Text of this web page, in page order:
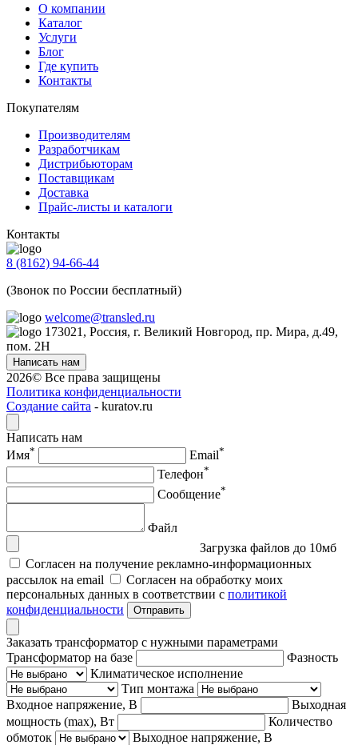
О компании
Каталог
Услуги
Блог
Где купить
Контакты
Покупателям
Производителям
Разработчикам
Дистрибьюторам
Поставщикам
Доставка
Прайс-листы и каталоги
Контакты
8 (8162) 94-66-44
(Звонок по России бесплатный)
welcome@transled.ru
173021, Россия, г. Великий Новгород, пр. Мира, д.49,
пом. 2Н
Написать нам
2026© Все права защищены
Политика конфиденциальности
Создание сайта - kuratov.ru
Написать нам
Имя* Email*
Телефон*
Сообщение*
Файл
Загрузка файлов до 10мб
Согласен на получение рекламно-информационных
рассылок на email
Согласен на обработку моих
персональных данных в соответствии с политикой
конфиденциальности
Отправить
Заказать трансформатор с нужными параметрами
Трансформатор на базе
Фазность
Климатическое исполнение
Тип монтажа
Входное напряжение, В
Выходная
мощность (max), Вт
Количество
обмоток
Выходное напряжение, В